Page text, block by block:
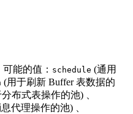
能的值： schedule (通用
(用于刷新 Buffer 表数据的
布式表操作的池) 、
代理操作的池) 、